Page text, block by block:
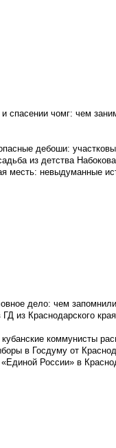
чомг: чем
дебоши:
из детства
невыдуманные
дело: чем
из Краснодарского края
коммунисты
в Госдуму от
России» в